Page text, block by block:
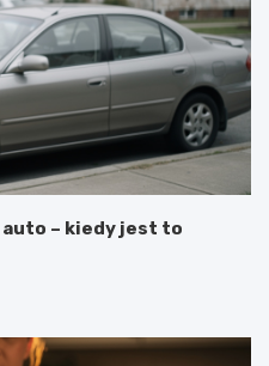
auto – kiedy jest to